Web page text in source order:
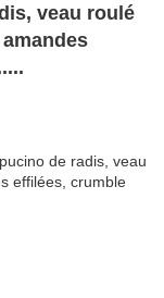
veau roulé